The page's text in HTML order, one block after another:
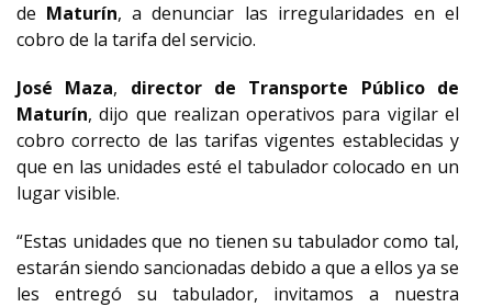
de Maturín, a denunciar las irregularidades en el
cobro de la tarifa del servicio.
José Maza, director de Transporte Público de
Maturín, dijo que realizan operativos para vigilar el
cobro correcto de las tarifas vigentes establecidas y
que en las unidades esté el tabulador colocado en un
lugar visible.
“Estas unidades que no tienen su tabulador como tal,
estarán siendo sancionadas debido a que a ellos ya se
les entregó su tabulador, invitamos a nuestra